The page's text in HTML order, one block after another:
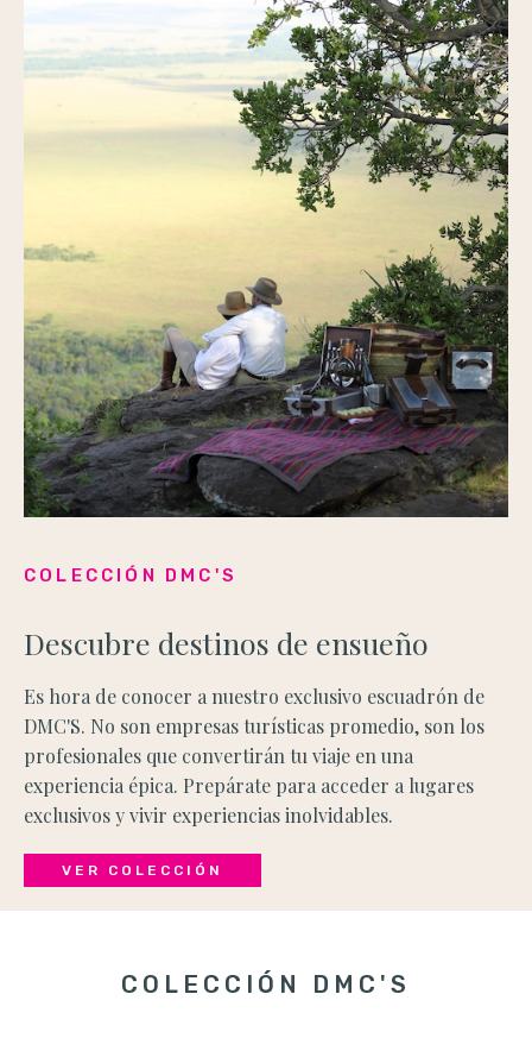
COLECCIÓN DMC'S
Descubre destinos de ensueño
Es hora de conocer a nuestro exclusivo escuadrón de
DMC'S. No son empresas turísticas promedio, son los
profesionales que convertirán tu viaje en una
experiencia épica. Prepárate para acceder a lugares
exclusivos y vivir experiencias inolvidables.
VER COLECCIÓN
COLECCIÓN DMC'S